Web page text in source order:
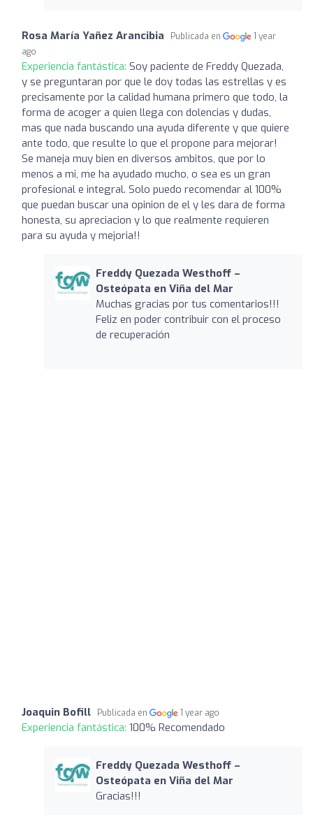
Rosa María Yañez Arancibia Publicada en
1 year
ago
Experiencia fantástica: Soy paciente de Freddy Quezada,
y se preguntaran por que le doy todas las estrellas y es
precisamente por la calidad humana primero que todo, la
forma de acoger a quien llega con dolencias y dudas,
mas que nada buscando una ayuda diferente y que quiere
ante todo, que resulte lo que el propone para mejorar!
Se maneja muy bien en diversos ambitos, que por lo
menos a mi, me ha ayudado mucho, o sea es un gran
profesional e integral. Solo puedo recomendar al 100%
que puedan buscar una opinion de el y les dara de forma
honesta, su apreciacion y lo que realmente requieren
para su ayuda y mejoria!!
Freddy Quezada Westhoff –
Osteópata en Viña del Mar
Muchas gracias por tus comentarios!!!
Feliz en poder contribuir con el proceso
de recuperación
Joaquin Bofill Publicada en 1 year ago
Experiencia fantástica: 100% Recomendado
Freddy Quezada Westhoff –
Osteópata en Viña del Mar
Gracias!!!